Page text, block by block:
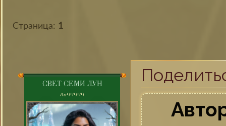
Страница: 1
СВЕТ СЕМИ ЛУН
AвЧЧЧЧЧ